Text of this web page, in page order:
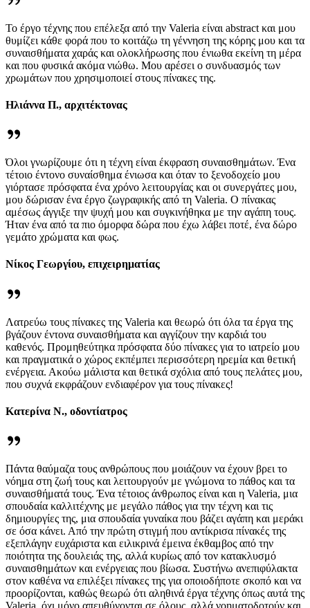
Το έργο τέχνης που επέλεξα από την Valeria είναι abstract και μου
θυμίζει κάθε φορά που το κοιτάζω τη γέννηση της κόρης μου και τα
συναισθήματα χαράς και ολοκλήρωσης που ένιωθα εκείνη τη μέρα
και που φυσικά ακόμα νιώθω. Μου αρέσει ο συνδυασμός των
χρωμάτων που χρησιμοποιεί στους πίνακες της.
Ηλιάννα Π., αρχιτέκτονας
Όλοι γνωρίζουμε ότι η τέχνη είναι έκφραση συναισθημάτων. Ένα
τέτοιο έντονο συναίσθημα ένιωσα και όταν το ξενοδοχείο μου
γιόρτασε πρόσφατα ένα χρόνο λειτουργίας και οι συνεργάτες μου,
μου δώρισαν ένα έργο ζωγραφικής από τη Valeria. Ο πίνακας
αμέσως άγγιξε την ψυχή μου και συγκινήθηκα με την αγάπη τους.
Ήταν ένα από τα πιο όμορφα δώρα που έχω λάβει ποτέ, ένα δώρο
γεμάτο χρώματα και φως.
Νίκος Γεωργίου, επιχειρηματίας
Λατρεύω τους πίνακες της Valeria και θεωρώ ότι όλα τα έργα της
βγάζουν έντονα συναισθήματα και αγγίζουν την καρδιά του
καθενός. Προμηθεύτηκα πρόσφατα δύο πίνακες για το ιατρείο μου
και πραγματικά ο χώρος εκπέμπει περισσότερη ηρεμία και θετική
ενέργεια. Ακούω μάλιστα και θετικά σχόλια από τους πελάτες μου,
που συχνά εκφράζουν ενδιαφέρον για τους πίνακες!
Κατερίνα Ν., οδοντίατρος
Πάντα θαύμαζα τους ανθρώπους που μοιάζουν να έχουν βρει το
νόημα στη ζωή τους και λειτουργούν με γνώμονα το πάθος και τα
συναισθήματά τους. Ένα τέτοιος άνθρωπος είναι και η Valeria, μια
σπουδαία καλλιτέχνης με μεγάλο πάθος για την τέχνη και τις
δημιουργίες της, μια σπουδαία γυναίκα που βάζει αγάπη και μεράκι
σε όσα κάνει. Από την πρώτη στιγμή που αντίκρισα πίνακές της
εξεπλάγην ευχάριστα και ειλικρινά έμεινα έκθαμβος από την
ποιότητα της δουλειάς της, αλλά κυρίως από τον κατακλυσμό
συναισθημάτων και ενέργειας που βίωσα. Συστήνω ανεπιφύλακτα
στον καθένα να επιλέξει πίνακες της για οποιοδήποτε σκοπό και να
προορίζονται, καθώς θεωρώ ότι αληθινά έργα τέχνης όπως αυτά της